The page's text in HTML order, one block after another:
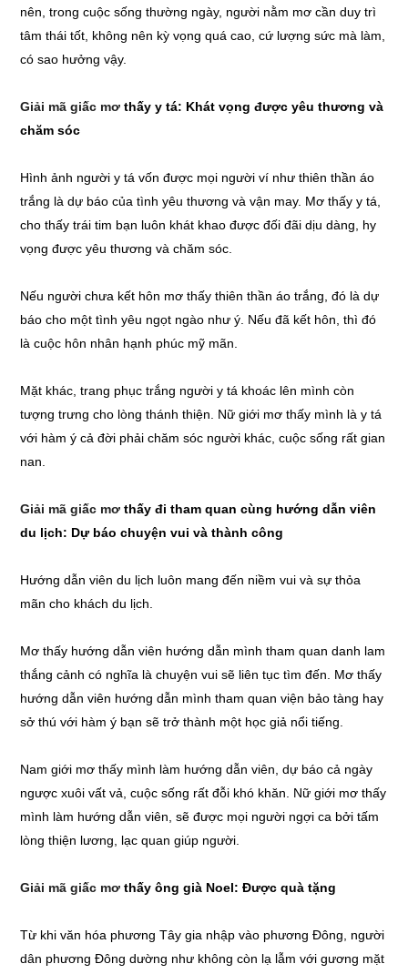
nên, trong cuộc sống thường ngày, người nằm mơ cần duy trì
tâm thái tốt, không nên kỳ vọng quá cao, cứ lượng sức mà làm,
có sao hưởng vậy.
Giải mã giấc mơthấy y tá: Khát vọng được yêu thương và
chăm sóc
Hình ảnh người y tá vốn được mọi người ví như thiên thần áo
trắng là dự báo của tình yêu thương và vận may. Mơ thấy y tá,
cho thấy trái tim bạn luôn khát khao được đối đãi dịu dàng, hy
vọng được yêu thương và chăm sóc.
Nếu người chưa kết hôn mơ thấy thiên thần áo trắng, đó là dự
báo cho một tình yêu ngọt ngào như ý. Nếu đã kết hôn, thì đó
là cuộc hôn nhân hạnh phúc mỹ mãn.
Mặt khác, trang phục trắng người y tá khoác lên mình còn
tượng trưng cho lòng thánh thiện. Nữ giới mơ thấy mình là y tá
với hàm ý cả đời phải chăm sóc người khác, cuộc sống rất gian
nan.
Giải mã giấc mơthấy đi tham quan cùng hướng dẫn viên
du lịch: Dự báo chuyện vui và thành công
Hướng dẫn viên du lịch luôn mang đến niềm vui và sự thỏa
mãn cho khách du lịch.
Mơ thấy hướng dẫn viên hướng dẫn mình tham quan danh lam
thắng cảnh có nghĩa là chuyện vui sẽ liên tục tìm đến. Mơ thấy
hướng dẫn viên hướng dẫn mình tham quan viện bảo tàng hay
sở thú với hàm ý bạn sẽ trở thành một học giả nổi tiếng.
Nam giới mơ thấy mình làm hướng dẫn viên, dự báo cả ngày
ngược xuôi vất vả, cuộc sống rất đỗi khó khăn. Nữ giới mơ thấy
mình làm hướng dẫn viên, sẽ được mọi người ngợi ca bởi tấm
lòng thiện lương, lạc quan giúp người.
Giải mã giấc mơthấy ông già Noel: Được quà tặng
Từ khi văn hóa phương Tây gia nhập vào phương Đông, người
dân phương Đông dường như không còn lạ lẫm với gương mặt